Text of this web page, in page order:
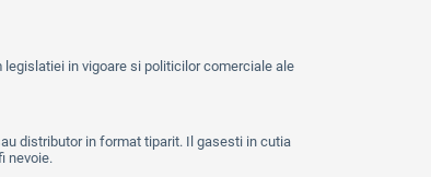
in vigoare si politicilor comerciale ale
distributor in format tiparit. Il gasesti in cutia
nevoie.